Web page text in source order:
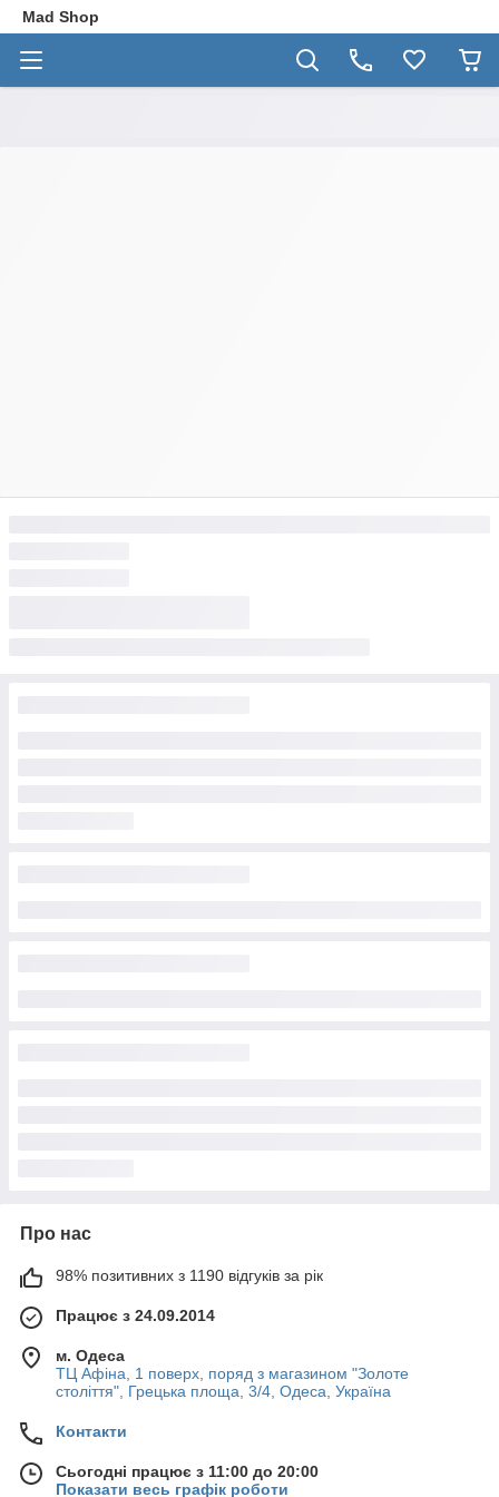
Mad Shop
Про нас
98% позитивних з 1190 відгуків за рік
Працює з 24.09.2014
м. Одеса
ТЦ Афіна, 1 поверх, поряд з магазином "Золоте
століття", Грецька площа, 3/4, Одеса, Україна
Контакти
Сьогодні працює з 11:00 до 20:00
Показати весь графік роботи